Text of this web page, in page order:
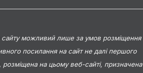
сайту можливий лише за умов розміщення
посилання на сайт не далі першого
розміщена на цьому веб-сайті, призначена